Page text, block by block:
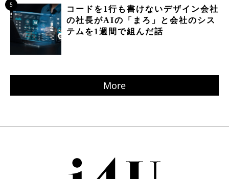
5
コードを1行も書けないデザイン会社
の社長がAIの「まろ」と会社のシス
テムを1週間で組んだ話
More